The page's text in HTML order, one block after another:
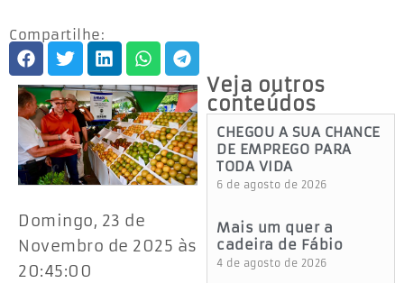
Compartilhe:
Domingo, 23 de
Novembro de 2025 às
20:45:00
Veja outros
conteúdos
CHEGOU A SUA CHANCE
DE EMPREGO PARA
TODA VIDA
6 de agosto de 2026
Mais um quer a
cadeira de Fábio
4 de agosto de 2026